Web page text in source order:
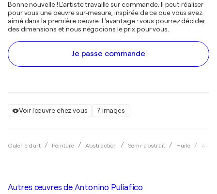
Voir l'œuvre chez vous 7 images
Galerie d'art Peinture Abstraction Semi-abstrait Huile
Bonne nouvelle ! L'artiste travaille sur commande. Il peut réaliser
pour vous une oeuvre sur-mesure, inspirée de ce que vous avez
aimé dans la première oeuvre. L'avantage : vous pourrez décider
des dimensions et nous négocions le prix pour vous.
Je passe commande
Autres œuvres de Antonino Puliafico